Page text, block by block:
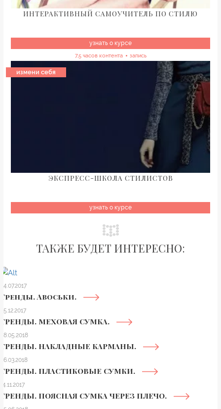
ИНТЕРАКТИВНЫЙ САМОУЧИТЕЛЬ ПО СТИЛЮ
узнать о курсе
7,5 часов контента запись
измени себя
ЭКСПРЕСС-ШКОЛА СТИЛИСТОВ
узнать о курсе
ТАКЖЕ БУДЕТ ИНТЕРЕСНО:
04.07.2017
Тренды. Авоськи.
05.12.2017
ТРЕНДЫ. МЕХОВАЯ СУМКА.
08.05.2018
ТРЕНДЫ. НАКЛАДНЫЕ КАРМАНЫ.
06.03.2018
ТРЕНДЫ. ПЛАСТИКОВЫЕ СУМКИ.
14.11.2017
ТРЕНДЫ. ПОЯСНАЯ СУМКА ЧЕРЕЗ ПЛЕЧО.